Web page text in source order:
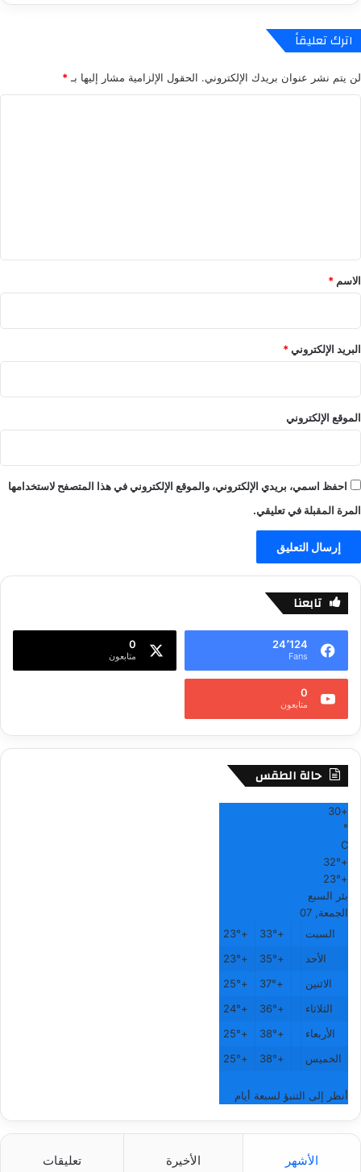
اترك تعليقاً
لن يتم نشر عنوان بريدك الإلكتروني. الحقول الإلزامية مشار إليها بـ *
*
الاسم *
البريد الإلكتروني*
الموقع الإلكتروني
احفظ اسمي، بريدي الإلكتروني، والموقع الإلكتروني في هذا المتصفح لاستخدامها
المرة المقبلة في تعليقي.
تابعنا
24٬124
Fans
0
متابعون
0
متابعون
حالة الطقس
+
30
°
C
+
32°
+
23°
بئر السبع
الجمعة, 07
السبت
+
33°
+
23°
الأحد
+
35°
+
23°
الاثنين
+
37°
+
25°
الثلاثاء
+
36°
+
24°
الأربعاء
+
38°
+
25°
الخميس
+
38°
+
25°
أنظر إلى التنبؤ لسبعة أيام
الأشهر الأخيرة تعليقات